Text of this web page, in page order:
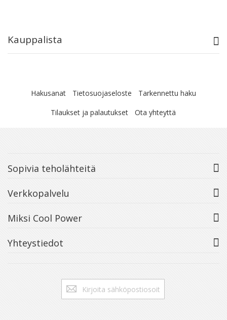
Kauppalista
Hakusanat Tietosuojaseloste
Tarkennettu haku
Tilaukset ja palautukset
Ota yhteyttä
Sopivia teholähteitä
Verkkopalvelu
Miksi Cool Power
Yhteystiedot
Tilaa
uutiskirje: